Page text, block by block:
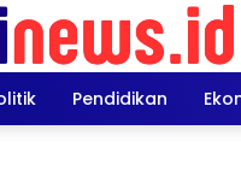
Pendidikan